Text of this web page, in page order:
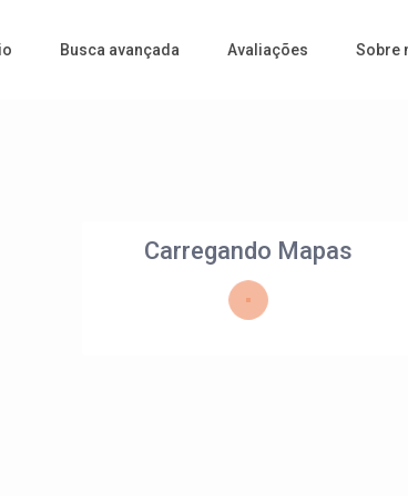
Busca avançada Avaliações Sobre
Carregando Mapas